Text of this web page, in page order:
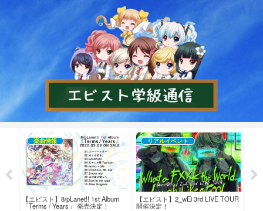
楽曲情報
【エビスト】8/pLanet!! 1st Album
「Terms / Years」 発売決定！
リアルイベント
【エビスト】2_wEi 3rd LIVE TOUR
開催決定！